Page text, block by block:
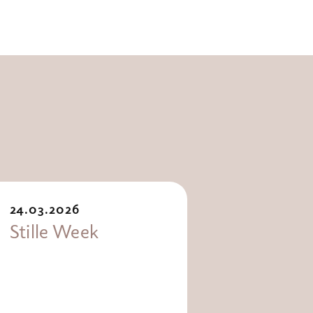
24.03.2026
Stille Week